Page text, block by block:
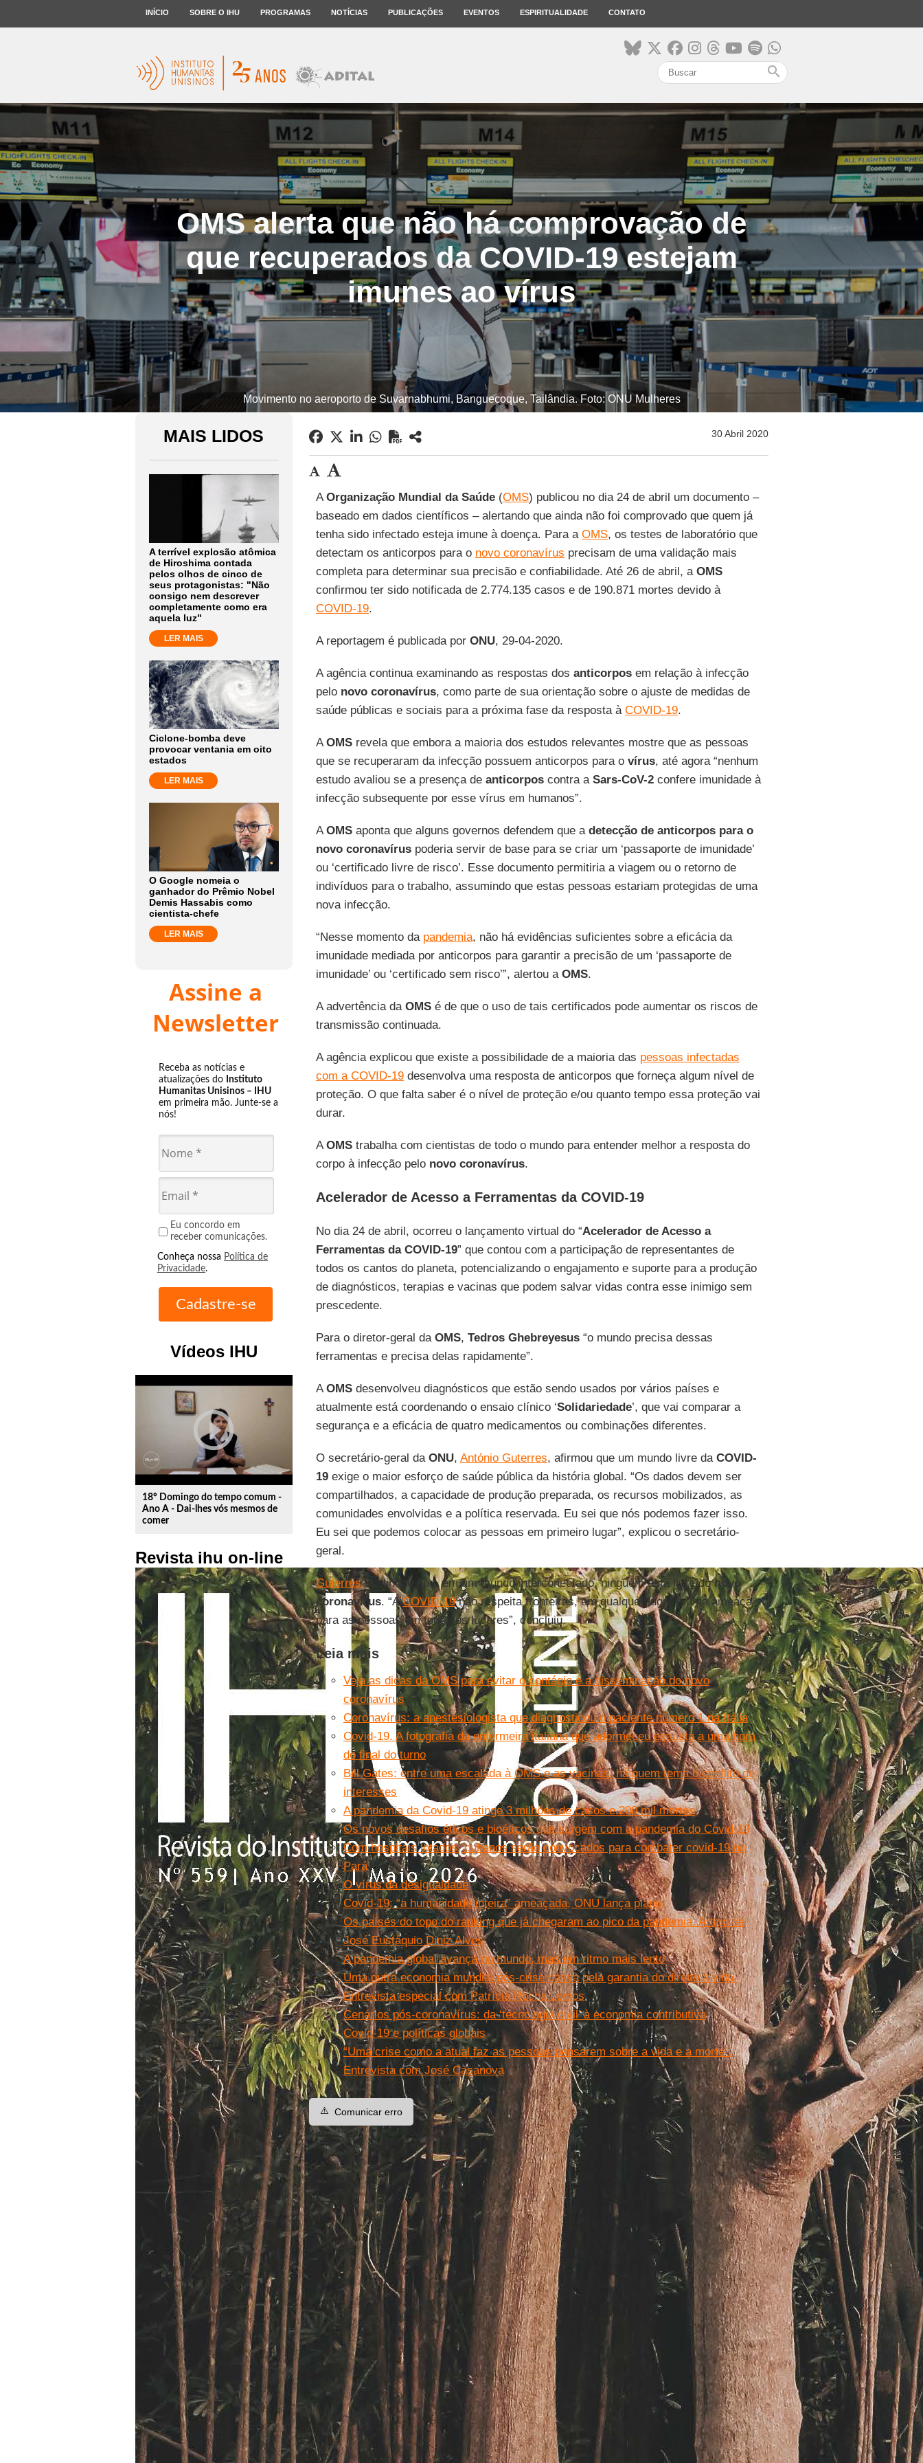
INÍCIO SOBRE O IHU PROGRAMAS NOTÍCIAS PUBLICAÇÕES EVENTOS ESPIRITUALIDADE CONTATO
search
OMS alerta que não há comprovação de
que recuperados da COVID-19 estejam
imunes ao vírus
Movimento no aeroporto de Suvarnabhumi, Banguecoque, Tailândia. Foto: ONU Mulheres
MAIS LIDOS
A terrível explosão atômica
de Hiroshima contada
pelos olhos de cinco de
seus protagonistas: "Não
consigo nem descrever
completamente como era
aquela luz"
LER MAIS
Ciclone-bomba deve
provocar ventania em oito
estados
LER MAIS
O Google nomeia o
ganhador do Prêmio Nobel
Demis Hassabis como
cientista-chefe
LER MAIS
Assine a
Newsletter
Receba as notícias e
atualizações do Instituto
Humanitas Unisinos – IHU
em primeira mão. Junte-se a
nós!
Eu concordo em
receber comunicações.
Conheça nossa Política de
Privacidade.
Vídeos IHU
play_circle_outline
18º Domingo do tempo comum -
Ano A - Dai-lhes vós mesmos de
comer
Revista ihu on-line
30 Abril 2020
AOrganização Mundial da Saúde(OMS) publicou no dia 24 de abril um documento –
baseado em dados científicos – alertando que ainda não foi comprovado que quem já
tenha sido infectado esteja imune à doença. Para a OMS, os testes de laboratório que
detectam os anticorpos para o novo coronavírus precisam de uma validação mais
completa para determinar sua precisão e confiabilidade. Até 26 de abril, a OMS
confirmou ter sido notificada de 2.774.135 casos e de 190.871 mortes devido à
COVID-19.
A reportagem é publicada por ONU, 29-04-2020.
A agência continua examinando as respostas dos anticorposem relação à infecção
pelo novo coronavírus, como parte de sua orientação sobre o ajuste de medidas de
saúde públicas e sociais para a próxima fase da resposta à COVID-19.
AOMSrevela que embora a maioria dos estudos relevantes mostre que as pessoas
que se recuperaram da infecção possuem anticorpos para o vírus, até agora “nenhum
estudo avaliou se a presença de anticorposcontra a Sars-CoV-2confere imunidade à
infecção subsequente por esse vírus em humanos”.
AOMSaponta que alguns governos defendem que a detecção de anticorpos para o
novo coronavíruspoderia servir de base para se criar um ‘passaporte de imunidade’
ou ‘certificado livre de risco’. Esse documento permitiria a viagem ou o retorno de
indivíduos para o trabalho, assumindo que estas pessoas estariam protegidas de uma
nova infecção.
“Nesse momento da pandemia, não há evidências suficientes sobre a eficácia da
imunidade mediada por anticorpos para garantir a precisão de um ‘passaporte de
imunidade’ ou ‘certificado sem risco’”, alertou a OMS.
A advertência da OMSé de que o uso de tais certificados pode aumentar os riscos de
transmissão continuada.
A agência explicou que existe a possibilidade de a maioria das pessoas infectadas
com a COVID-19desenvolva uma resposta de anticorpos que forneça algum nível de
proteção. O que falta saber é o nível de proteção e/ou quanto tempo essa proteção vai
durar.
AOMStrabalha com cientistas de todo o mundo para entender melhor a resposta do
corpo à infecção pelo novo coronavírus.
Acelerador de Acesso a Ferramentas da COVID-19
No dia 24 de abril, ocorreu o lançamento virtual do “Acelerador de Acesso a
Ferramentas da COVID-19” que contou com a participação de representantes de
todos os cantos do planeta, potencializando o engajamento e suporte para a produção
de diagnósticos, terapias e vacinas que podem salvar vidas contra esse inimigo sem
prescedente.
Para o diretor-geral da OMS, Tedros Ghebreyesus“o mundo precisa dessas
ferramentas e precisa delas rapidamente”.
AOMSdesenvolveu diagnósticos que estão sendo usados por vários países e
atualmente está coordenando o ensaio clínico ‘Solidariedade’, que vai comparar a
segurança e a eficácia de quatro medicamentos ou combinações diferentes.
O secretário-geral da ONU, António Guterres, afirmou que um mundo livre da COVID-
19exige o maior esforço de saúde pública da história global. “Os dados devem ser
compartilhados, a capacidade de produção preparada, os recursos mobilizados, as
comunidades envolvidas e a política reservada. Eu sei que nós podemos fazer isso.
Eu sei que podemos colocar as pessoas em primeiro lugar”, explicou o secretário-
geral.
Guterressublinhou que, em um mundo interconectado, ninguém está livre donovo
coronavírus. “ACOVID-19não respeita fronteiras, em qualquer lugar é uma ameaça
para as pessoas em todos os lugares”, concluiu.
Leia mais
Veja as dicas da OMS para evitar o contágio e a disseminação do novo
coronavírus
Coronavírus: a anestesiologista que diagnosticou o paciente número 1 na Itália
Covid-19. A fotografia da enfermeira italiana que adormeceu exausta a uma hora
do final do turno
Bill Gates: entre uma escalada à OMS e as vacinas, há quem tema o conflito de
interesses
A pandemia da Covid-19 atinge 3 milhões de casos e 200 mil mortes
Os novos desafios éticos e bioéticos que surgem com a pandemia do Covid-19
Com hospitais lotados, cubanos serão convocados para combater covid-19 no
Pará
O vírus da desigualdade
Covid-19: “a humanidade inteira” ameaçada, ONU lança plano
Os países do topo do ranking que já chegaram ao pico da pandemia. Artigo de
José Eustáquio Diniz Alves
A pandemia global avança no mundo, mas em ritmo mais lento
Uma outra economia mundial pós-crise passa pela garantia do direito à vida.
Entrevista especial com Patrícia Rocha Lemos
Cenários pós-coronavírus: da ‘tecnologia civil’ à economia contributiva
Covid-19 e políticas globais
“Uma crise como a atual faz as pessoas pensarem sobre a vida e a morte”.
Entrevista com José Casanova
⚠️ Comunicar erro